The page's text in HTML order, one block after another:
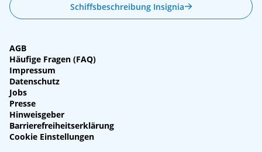
Schiffsbeschreibung Insignia
AGB
Häufige Fragen (FAQ)
Impressum
Datenschutz
Jobs
Presse
Hinweisgeber
Barrierefreiheitserklärung
Cookie Einstellungen